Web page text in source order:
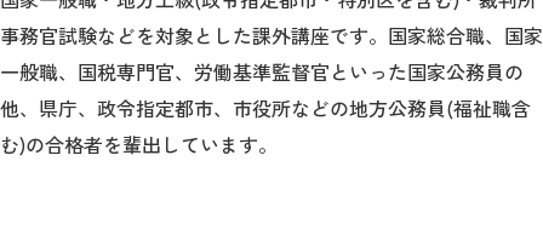
事務官試験などを対象とした課外講座です。国家総合職、国家
一般職、国税専門官、労働基準監督官といった国家公務員の
他、県庁、政令指定都市、市役所などの地方公務員(福祉職含
む)の合格者を輩出しています。